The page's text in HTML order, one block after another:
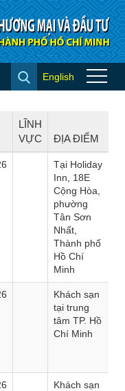
English
LĨNH
VỰC
ĐỊA ĐIỂM
Tại Holiday
Inn, 18E
Cộng Hòa,
phường
Tân Sơn
Nhất,
Thành phố
Hồ Chí
Minh
Khách sạn
tại trung
tâm TP. Hồ
Chí Minh
Khách sạn